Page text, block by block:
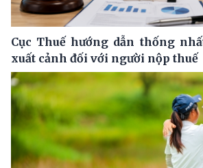
Cục Thuế hướng dẫn thống
xuất cảnh đối với người nộp thuế